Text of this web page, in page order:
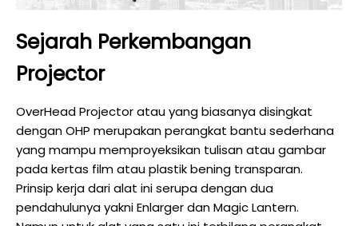
Sejarah Perkembangan
Projector
OverHead Projector atau yang biasanya disingkat
dengan OHP merupakan perangkat bantu sederhana
yang mampu memproyeksikan tulisan atau gambar
pada kertas film atau plastik bening transparan.
Prinsip kerja dari alat ini serupa dengan dua
pendahulunya yakni Enlarger dan Magic Lantern.